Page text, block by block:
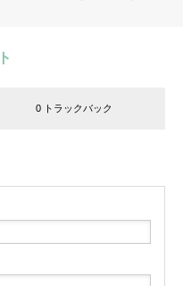
0 トラックバック